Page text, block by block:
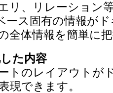
リ、リレーション
ース固有の情報が
全体情報を簡単に
た内容
トのレイアウトが
現できます。